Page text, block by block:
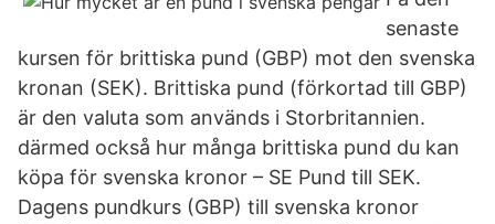
senaste
kursen för brittiska pund (GBP) mot den svenska
kronan (SEK). Brittiska pund (förkortad till GBP)
är den valuta som används i Storbritannien.
därmed också hur många brittiska pund du kan
köpa för svenska kronor – SE Pund till SEK.
Dagens pundkurs (GBP) till svenska kronor